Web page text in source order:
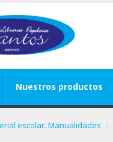
Nuestros productos
escolar. Manualidades